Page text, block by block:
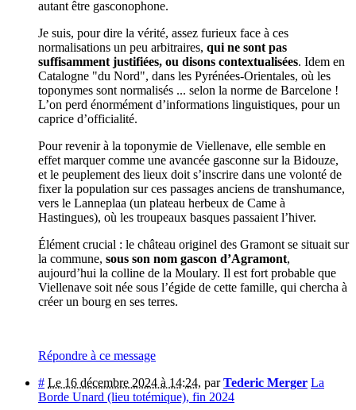
autant être gasconophone.
Je suis, pour dire la vérité, assez furieux face à ces
normalisations un peu arbitraires, qui ne sont pas
suffisamment justifiées, ou disons contextualisées. Idem en
Catalogne "du Nord", dans les Pyrénées-Orientales, où les
toponymes sont normalisés ... selon la norme de Barcelone !
L’on perd énormément d’informations linguistiques, pour un
caprice d’officialité.
Pour revenir à la toponymie de Viellenave, elle semble en
effet marquer comme une avancée gasconne sur la Bidouze,
et le peuplement des lieux doit s’inscrire dans une volonté de
fixer la population sur ces passages anciens de transhumance,
vers le Lanneplaa (un plateau herbeux de Came à
Hastingues), où les troupeaux basques passaient l’hiver.
Élément crucial : le château originel des Gramont se situait sur
la commune, sous son nom gascon d’Agramont,
aujourd’hui la colline de la Moulary. Il est fort probable que
Viellenave soit née sous l’égide de cette famille, qui chercha à
créer un bourg en ses terres.
Répondre à ce message
# Le 16 décembre 2024 à 14:24, parTederic Merger La
Borde Unard (lieu totémique), fin 2024